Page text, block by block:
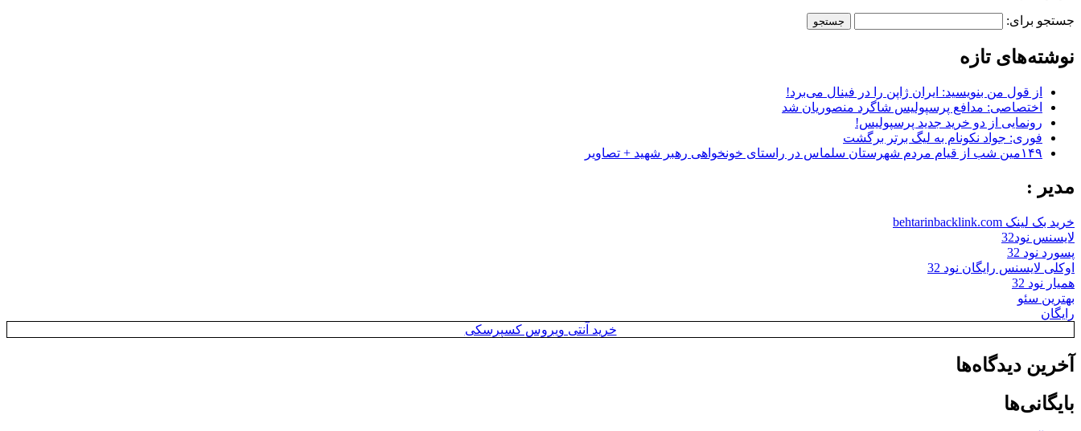
جستجو برای:
نوشته‌های تازه
از قول من بنویسید: ایران ژاپن را در فینال می‌برد!
اختصاصی: مدافع پرسپولیس شاگرد منصوریان شد
رونمایی از دو خرید جدید پرسپولیس!
فوری: جواد نکونام به لیگ برتر برگشت
۱۴۹مین شب از قیام مردم شهرستان سلماس در راستای خونخواهی رهبر شهید + تصاویر
مدیر :
خرید بک لینک behtarinbacklink.com
لایسنس نود32
پسورد نود 32
اوکلی لایسنس رایگان نود 32
همیار نود 32
بهترین سئو
رایگان
خرید آنتی ویروس کسپرسکی
آخرین دیدگاه‌ها
بایگانی‌ها